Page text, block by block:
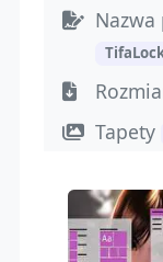
Tapety